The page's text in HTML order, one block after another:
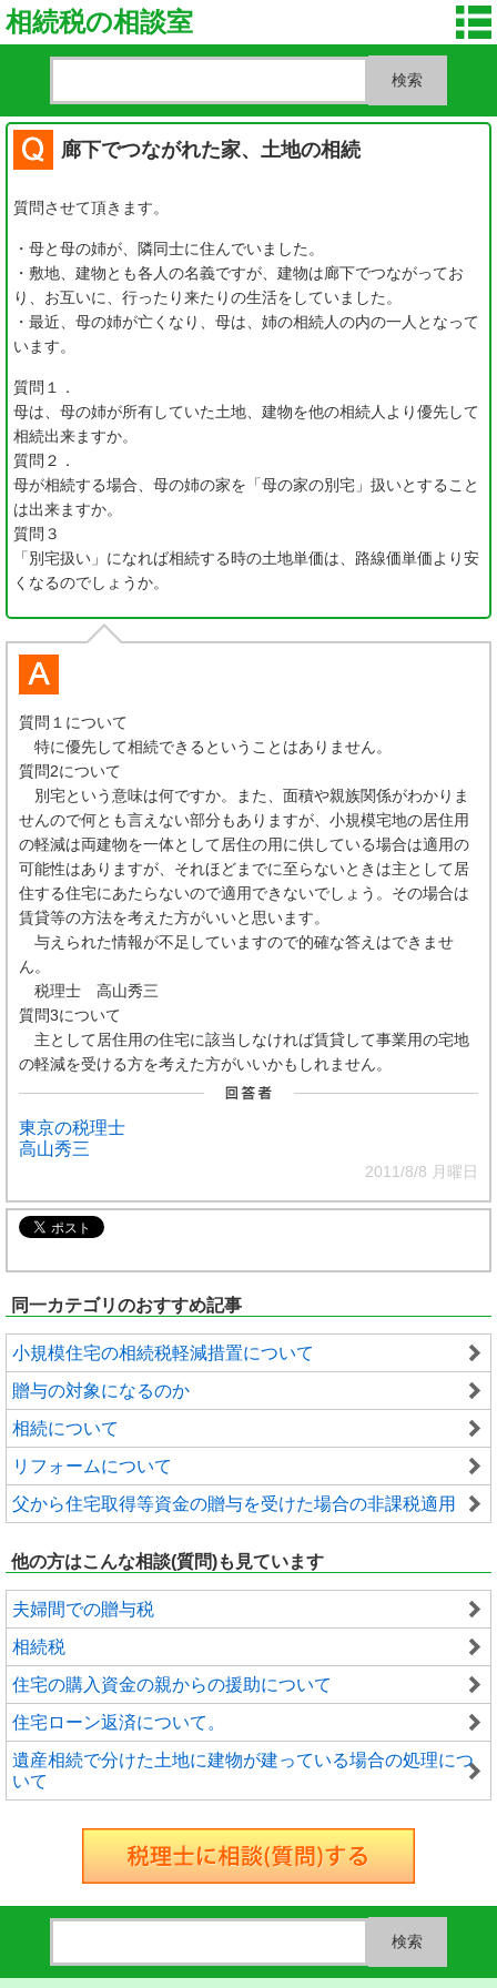
相続税の相談室
廊下でつながれた家、土地の相続
質問させて頂きます。
・母と母の姉が、隣同士に住んでいました。
・敷地、建物とも各人の名義ですが、建物は廊下でつながってお
り、お互いに、行ったり来たりの生活をしていました。
・最近、母の姉が亡くなり、母は、姉の相続人の内の一人となって
います。
質問１．
母は、母の姉が所有していた土地、建物を他の相続人より優先して
相続出来ますか。
質問２．
母が相続する場合、母の姉の家を「母の家の別宅」扱いとすること
は出来ますか。
質問３
「別宅扱い」になれば相続する時の土地単価は、路線価単価より安
くなるのでしょうか。
質問１について
特に優先して相続できるということはありません。
質問2について
別宅という意味は何ですか。また、面積や親族関係がわかりま
せんので何とも言えない部分もありますが、小規模宅地の居住用
の軽減は両建物を一体として居住の用に供している場合は適用の
可能性はありますが、それほどまでに至らないときは主として居
住する住宅にあたらないので適用できないでしょう。その場合は
賃貸等の方法を考えた方がいいと思います。
与えられた情報が不足していますので的確な答えはできませ
ん。
税理士 高山秀三
質問3について
主として居住用の住宅に該当しなければ賃貸して事業用の宅地
の軽減を受ける方を考えた方がいいかもしれません。
東京の税理士
高山秀三
2011/8/8 月曜日
同一カテゴリのおすすめ記事
小規模住宅の相続税軽減措置について
贈与の対象になるのか
相続について
リフォームについて
父から住宅取得等資金の贈与を受けた場合の非課税適用
他の方はこんな相談(質問)も見ています
夫婦間での贈与税
相続税
住宅の購入資金の親からの援助について
住宅ローン返済について。
遺産相続で分けた土地に建物が建っている場合の処理につ
いて